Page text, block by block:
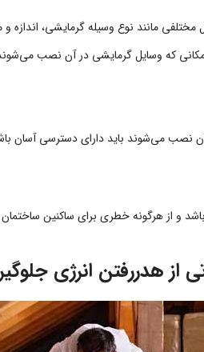
مانند نوع وسیله گرمایشی، اندازه و
که وسایل گرمایشی در آن نصب می‌شوند
می‌شوند باید دارای دسترسی آسان
و از هرگونه خطری برای ساکنین
از هدررفتن انرژی